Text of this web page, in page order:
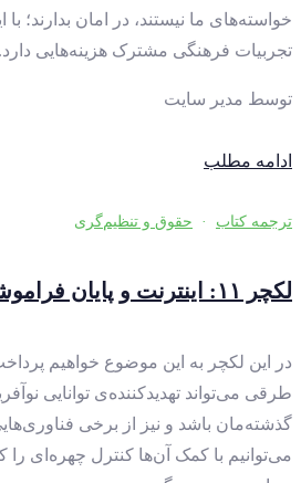
خواسته‌های ما نیستند، در امان بدارند؛ با
تجربیات فرهنگی مشترک هزینه‌هایی دارد.
توسط مدیر سایت
ادامه مطلب
ترجمه کتاب · حقوق و تنظیم‌گری
لکچر ۱۱: اینترنت و پایان فراموشی
در این لکچر به این موضوع خواهیم
طرقی می‌تواند تهدیدکننده‌ی توانایی
گذشته‌مان باشد و نیز از برخی
می‌توانیم با کمک آن‌ها کنترل‌ چهره‌ای